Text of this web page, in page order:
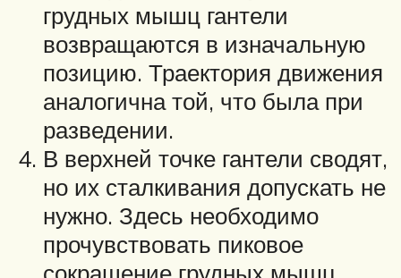
грудных мышц гантели
возвращаются в изначальную
позицию. Траектория движения
аналогична той, что была при
разведении.
В верхней точке гантели сводят,
но их сталкивания допускать не
нужно. Здесь необходимо
прочувствовать пиковое